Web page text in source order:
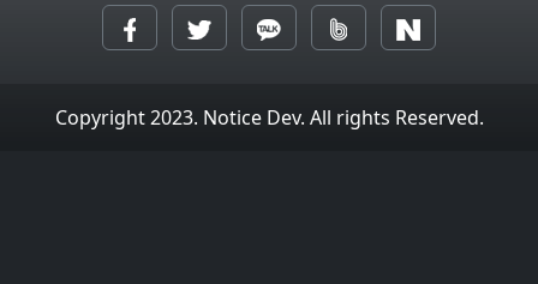
Copyright 2023. Notice Dev. All rights Reserved.